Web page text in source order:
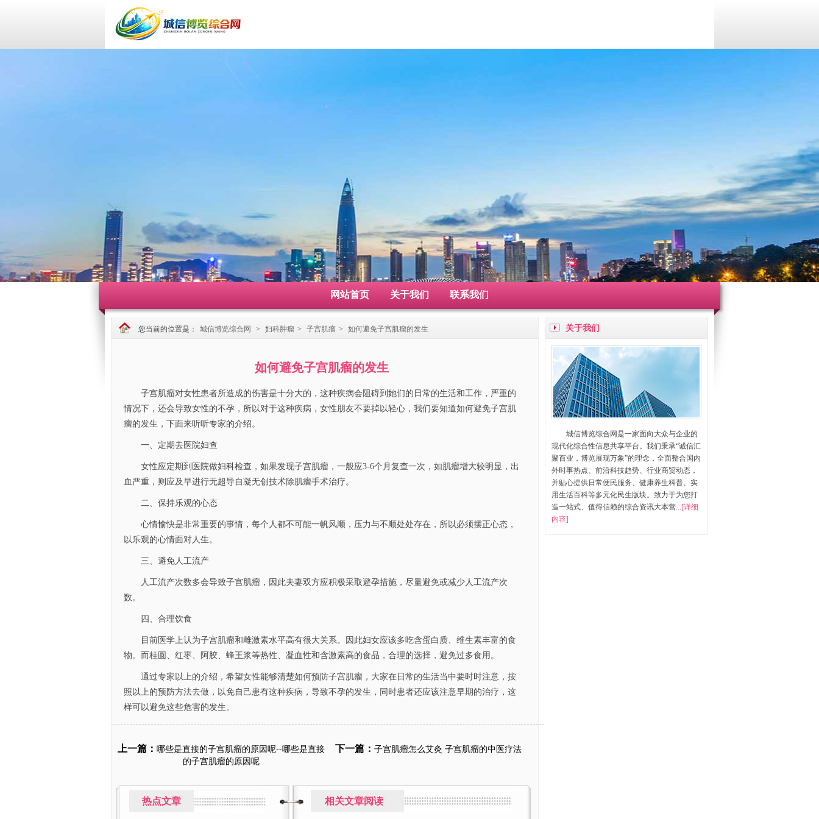
网站首页 关于我们 联系我们
您当前的位置是： 城信博览综合网 > 妇科肿瘤 > 子宫肌瘤 > 如何避免子宫肌瘤的发生
如何避免子宫肌瘤的发生
子宫肌瘤对女性患者所造成的伤害是十分大的，这种疾病会阻碍到她们的日常的生活和工作，严重的
情况下，还会导致女性的不孕，所以对于这种疾病，女性朋友不要掉以轻心，我们要知道如何避免子宫肌
瘤的发生，下面来听听专家的介绍。
一、定期去医院妇查
女性应定期到医院做妇科检查，如果发现子宫肌瘤，一般应3-6个月复查一次，如肌瘤增大较明显，出
血严重，则应及早进行无超导自凝无创技术除肌瘤手术治疗。
二、保持乐观的心态
心情愉快是非常重要的事情，每个人都不可能一帆风顺，压力与不顺处处存在，所以必须摆正心态，
以乐观的心情面对人生。
三、避免人工流产
人工流产次数多会导致子宫肌瘤，因此夫妻双方应积极采取避孕措施，尽量避免或减少人工流产次
数。
四、合理饮食
目前医学上认为子宫肌瘤和雌激素水平高有很大关系。因此妇女应该多吃含蛋白质、维生素丰富的食
物。而桂圆、红枣、阿胶、蜂王浆等热性、凝血性和含激素高的食品，合理的选择，避免过多食用。
通过专家以上的介绍，希望女性能够清楚如何预防子宫肌瘤，大家在日常的生活当中要时时注意，按
照以上的预防方法去做，以免自己患有这种疾病，导致不孕的发生，同时患者还应该注意早期的治疗，这
样可以避免这些危害的发生。
上一篇： 哪些是直接的子宫肌瘤的原因呢--哪些是直接
的子宫肌瘤的原因呢
下一篇： 子宫肌瘤怎么艾灸 子宫肌瘤的中医疗法
热点文章 相关文章阅读
关于我们
城信博览综合网是一家面向大众与企业的
现代化综合性信息共享平台。我们秉承“诚信汇
聚百业，博览展现万象”的理念，全面整合国内
外时事热点、前沿科技趋势、行业商贸动态，
并贴心提供日常便民服务、健康养生科普、实
用生活百科等多元化民生版块。致力于为您打
造一站式、值得信赖的综合资讯大本营... [详细
内容]